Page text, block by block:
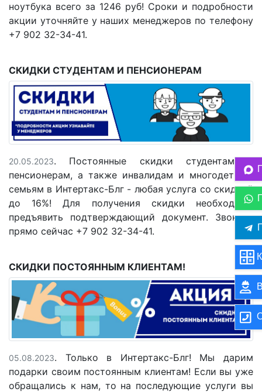
ноутбука всего за 1246 руб! Сроки и подробности
акции уточняйте у наших менеджеров по телефону
+7 902 32-34-41.
СКИДКИ СТУДЕНТАМ И ПЕНСИОНЕРАМ
20.05.2023. Постоянные скидки студентам и
пенсионерам, а также инвалидам и многодетным
семьям в Интертакс-Блг - любая услуга со скидкой
до 16%! Для получения скидки необходимо
предъявить подтверждающий документ. Звоните
прямо сейчас +7 902 32-34-41.
СКИДКИ ПОСТОЯННЫМ КЛИЕНТАМ!
05.08.2023. Только в Интертакс-Блг! Мы дарим
подарки своим постоянным клиентам! Если вы уже
обращались к нам, то на последующие услуги вы